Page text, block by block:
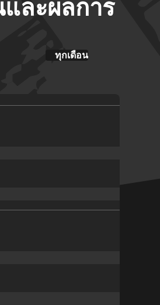
ละผลการ
ทุกเดือน